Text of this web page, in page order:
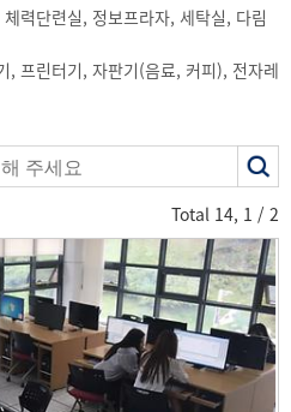
력단련실, 정보프라자, 세탁실, 다림
, 프린터기, 자판기(음료, 커피), 전자레
Total 14, 1 / 2